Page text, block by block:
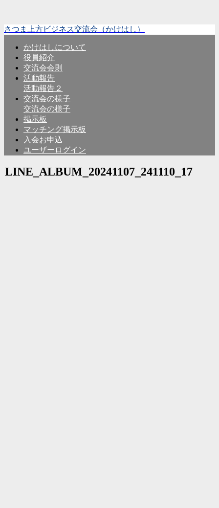
さつま上方ビジネス交流会（かけはし）
かけはしについて
役員紹介
交流会会則
活動報告
活動報告２
交流会の様子
交流会の様子
掲示板
マッチング掲示板
入会お申込
ユーザーログイン
LINE_ALBUM_20241107_241110_17